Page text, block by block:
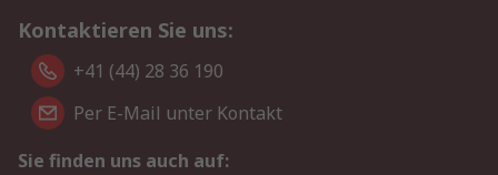
Kontaktieren Sie uns:
+41 (44) 28 36 190
Per E-Mail unter Kontakt
Sie finden uns auch auf: